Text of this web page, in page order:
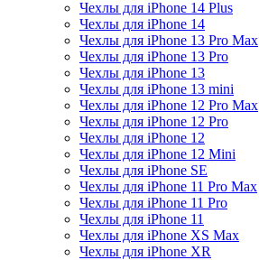
Чехлы для iPhone 14 Plus
Чехлы для iPhone 14
Чехлы для iPhone 13 Pro Max
Чехлы для iPhone 13 Pro
Чехлы для iPhone 13
Чехлы для iPhone 13 mini
Чехлы для iPhone 12 Pro Max
Чехлы для iPhone 12 Pro
Чехлы для iPhone 12
Чехлы для iPhone 12 Mini
Чехлы для iPhone SE
Чехлы для iPhone 11 Pro Max
Чехлы для iPhone 11 Pro
Чехлы для iPhone 11
Чехлы для iPhone XS Max
Чехлы для iPhone XR